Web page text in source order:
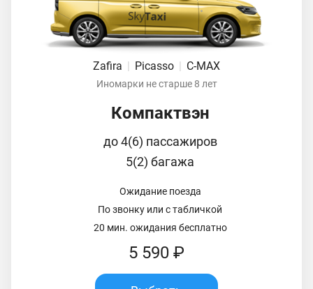
Zafira | Picasso | C-MAX
Иномарки не старше 8 лет
Компактвэн
до 4(6) пассажиров
5(2) багажа
Ожидание поезда
По звонку или с табличкой
20 мин. ожидания бесплатно
5 590 ₽